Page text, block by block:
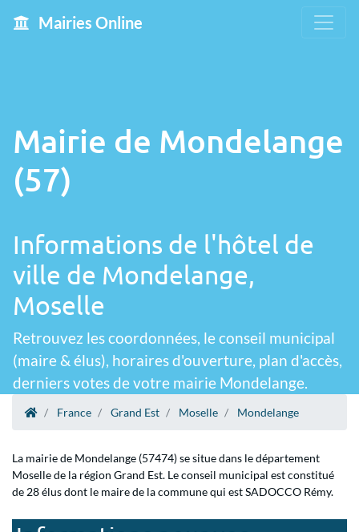
Mairies Online
Mairie de Mondelange
(57)
Informations de l'hôtel de
ville de Mondelange,
Moselle
Retrouvez les coordonnées, le conseil municipal
(maire & élus), horaires d'ouverture, plan d'accès,
derniers votes de votre mairie Mondelange.
France Grand Est Moselle Mondelange
La mairie de Mondelange (57474) se situe dans le département
Moselle de la région Grand Est. Le conseil municipal est constitué
de 28 élus dont le maire de la commune qui est SADOCCO Rémy.